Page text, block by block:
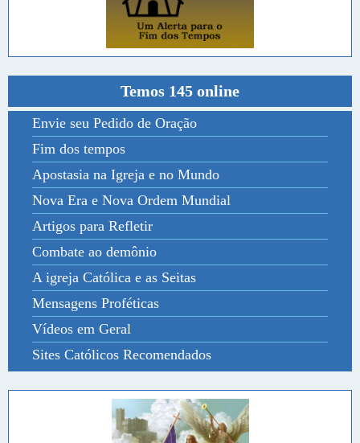
Temos 145 online
Envie seu Pedido de Oração
Fim dos tempos
Apostasia na Igreja e no Mundo
Nova Era e Nova Ordem Mundial
Artigos para Refletir
Combate ao demônio
A igreja Católica e as Seitas
Mensagens Proféticas
Vídeos em Geral
Sites Católicos Recomendados